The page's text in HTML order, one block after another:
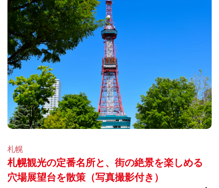
札幌
札幌観光の定番名所と、街の絶景を楽しめる
穴場展望台を散策（写真撮影付き）